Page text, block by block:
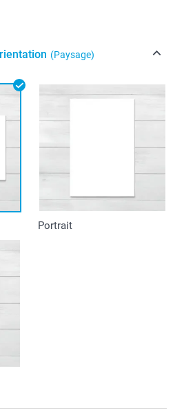
(Paysage)
Portrait